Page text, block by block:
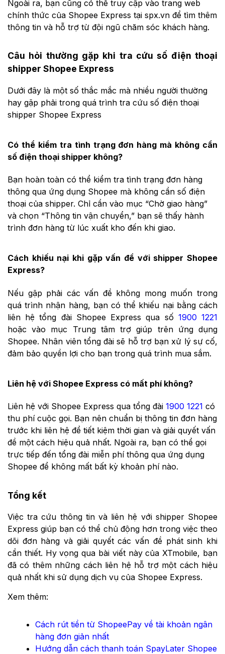
Ngoài ra, bạn cũng có thể truy cập vào trang web
chính thức của Shopee Express tại spx.vn để tìm thêm
thông tin và hỗ trợ từ đội ngũ chăm sóc khách hàng.
Câu hỏi thường gặp khi tra cứu số điện thoại
shipper Shopee Express
Dưới đây là một số thắc mắc mà nhiều người thường
hay gặp phải trong quá trình tra cứu số điện thoại
shipper Shopee Express
Có thể kiểm tra tình trạng đơn hàng mà không cần
số điện thoại shipper không?
Bạn hoàn toàn có thể kiểm tra tình trạng đơn hàng
thông qua ứng dụng Shopee mà không cần số điện
thoại của shipper. Chỉ cần vào mục “Chờ giao hàng”
và chọn “Thông tin vận chuyển,” bạn sẽ thấy hành
trình đơn hàng từ lúc xuất kho đến khi giao.
Cách khiếu nại khi gặp vấn đề với shipper Shopee
Express?
Nếu gặp phải các vấn đề không mong muốn trong
quá trình nhận hàng, bạn có thể khiếu nại bằng cách
liên hệ tổng đài Shopee Express qua số 1900 1221
hoặc vào mục Trung tâm trợ giúp trên ứng dụng
Shopee. Nhân viên tổng đài sẽ hỗ trợ bạn xử lý sự cố,
đảm bảo quyền lợi cho bạn trong quá trình mua sắm.
Liên hệ với Shopee Express có mất phí không?
Liên hệ với Shopee Express qua tổng đài 1900 1221 có
thu phí cuộc gọi. Bạn nên chuẩn bị thông tin đơn hàng
trước khi liên hệ để tiết kiệm thời gian và giải quyết vấn
đề một cách hiệu quả nhất. Ngoài ra, bạn có thể gọi
trực tiếp đến tổng đài miễn phí thông qua ứng dụng
Shopee để không mất bất kỳ khoản phí nào.
Tổng kết
Việc tra cứu thông tin và liên hệ với shipper Shopee
Express giúp bạn có thể chủ động hơn trong việc theo
dõi đơn hàng và giải quyết các vấn đề phát sinh khi
cần thiết. Hy vọng qua bài viết này của XTmobile, bạn
đã có thêm những cách liên hệ hỗ trợ một cách hiệu
quả nhất khi sử dụng dịch vụ của Shopee Express.
Xem thêm:
Cách rút tiền từ ShopeePay về tài khoản ngân
hàng đơn giản nhất
Hướng dẫn cách thanh toán SpayLater Shopee